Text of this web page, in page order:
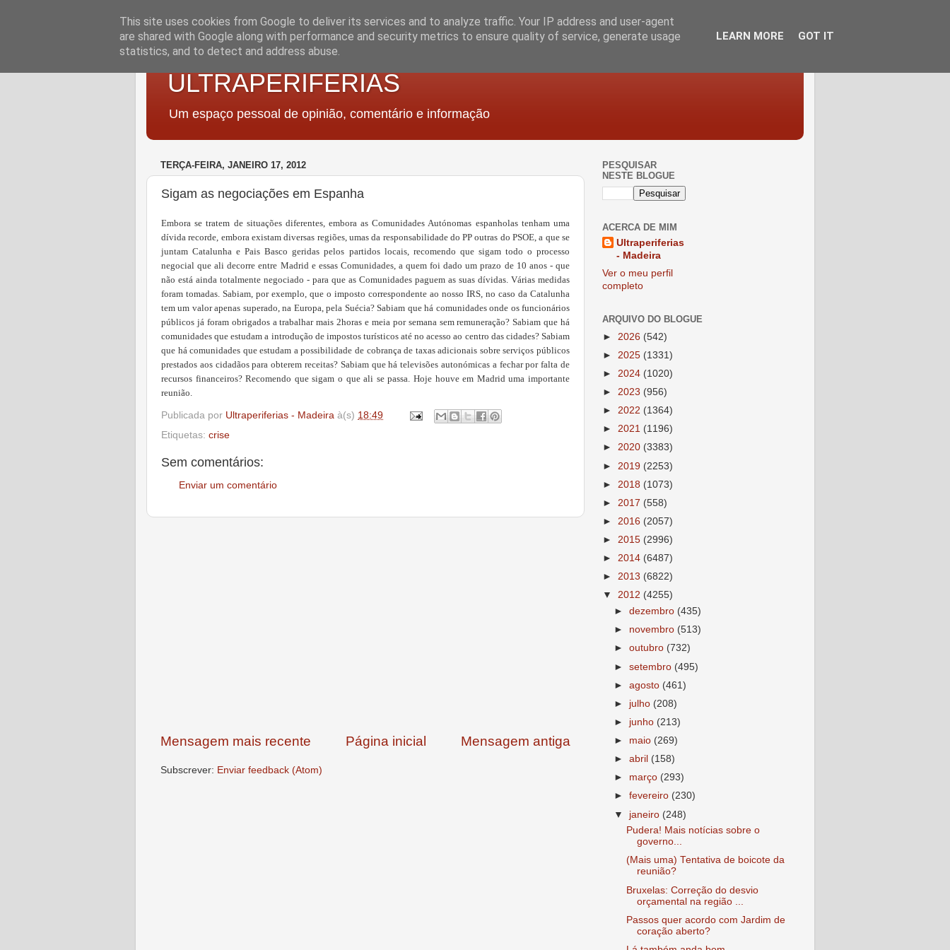
ULTRAPERIFERIAS
Um espaço pessoal de opinião, comentário e informação
TERÇA-FEIRA, JANEIRO 17, 2012
Sigam as negociações em Espanha
Embora se tratem de situações diferentes, embora as Comunidades Autónomas espanholas tenham uma
dívida recorde, embora existam diversas regiões, umas da responsabilidade do PP outras do PSOE, a que se
juntam Catalunha e Pais Basco geridas pelos partidos locais, recomendo que sigam todo o processo
negocial que ali decorre entre Madrid e essas Comunidades, a quem foi dado um prazo de 10 anos - que
não está ainda totalmente negociado - para que as Comunidades paguem as suas dívidas. Várias medidas
foram tomadas. Sabiam, por exemplo, que o imposto correspondente ao nosso IRS, no caso da Catalunha
tem um valor apenas superado, na Europa, pela Suécia? Sabiam que há comunidades onde os funcionários
públicos já foram obrigados a trabalhar mais 2horas e meia por semana sem remuneração? Sabiam que há
comunidades que estudam a introdução de impostos turísticos até no acesso ao centro das cidades? Sabiam
que há comunidades que estudam a possibilidade de cobrança de taxas adicionais sobre serviços públicos
prestados aos cidadãos para obterem receitas? Sabiam que há televisões autonómicas a fechar por falta de
recursos financeiros? Recomendo que sigam o que ali se passa. Hoje houve em Madrid uma importante
reunião.
Publicada por Ultraperiferias - Madeira à(s) 18:49
Etiquetas: crise
Sem comentários:
Enviar um comentário
Mensagem mais recente Mensagem antiga
Página inicial
Subscrever: Enviar feedback (Atom)
PESQUISAR
NESTE BLOGUE
ACERCA DE MIM
Ultraperiferias
- Madeira
Ver o meu perfil
completo
ARQUIVO DO BLOGUE
► 2026 (542)
► 2025 (1331)
► 2024 (1020)
► 2023 (956)
► 2022 (1364)
► 2021 (1196)
► 2020 (3383)
► 2019 (2253)
► 2018 (1073)
► 2017 (558)
► 2016 (2057)
► 2015 (2996)
► 2014 (6487)
► 2013 (6822)
▼ 2012 (4255)
►dezembro (435)
► novembro (513)
►outubro (732)
►setembro (495)
►agosto (461)
► julho (208)
► junho (213)
► maio (269)
►abril (158)
► março (293)
►fevereiro (230)
▼ janeiro (248)
Pudera! Mais notícias sobre o
governo...
(Mais uma) Tentativa de boicote da
reunião?
Bruxelas: Correção do desvio
orçamental na região ...
Passos quer acordo com Jardim de
coração aberto?
This site uses cookies from Google to deliver its services and to analyze traffic. Your IP address and user-agent
are shared with Google along with performance and security metrics to ensure quality of service, generate usage
statistics, and to detect and address abuse.
LEARN MORE GOT IT